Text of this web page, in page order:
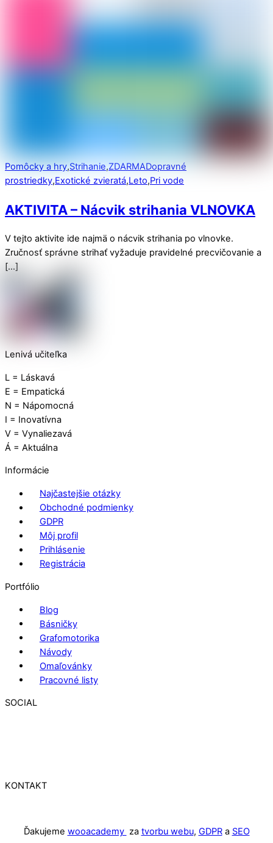
Pomôcky a hry,Strihanie,ZDARMADopravné
prostriedky,Exotické zvieratá,Leto,Pri vode
AKTIVITA – Nácvik strihania VLNOVKA
V tejto aktivite ide najmä o nácvik strihania po vlnovke.
Zručnosť správne strihať vyžaduje pravidelné precvičovanie a
[…]
Lenivá učiteľka
L = Láskavá
E = Empatická
N = Nápomocná
I = Inovatívna
V = Vynaliezavá
Á = Aktuálna
Informácie
Najčastejšie otázky
Obchodné podmienky
GDPR
Môj profil
Prihlásenie
Registrácia
Portfólio
Blog
Básničky
Grafomotorika
Návody
Omaľovánky
Pracovné listy
SOCIAL
KONTAKT
Ďakujeme wooacademy za tvorbu webu, GDPRa SEO